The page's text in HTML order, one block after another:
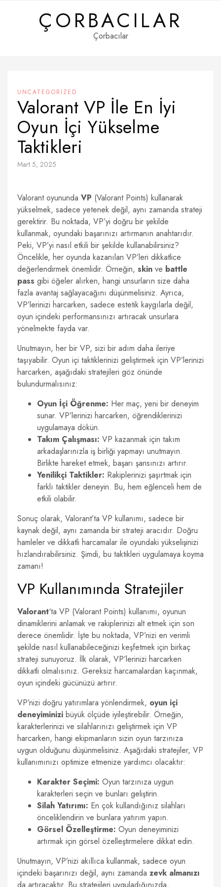
ÇORBACILAR
Çorbacılar
UNCATEGORIZED
Valorant VP İle En İyi
Oyun İçi Yükselme
Taktikleri
Mart 5, 2025
Valorant oyununda VP (Valorant Points) kullanarak
yükselmek, sadece yetenek değil, aynı zamanda strateji
gerektirir. Bu noktada, VP’yi doğru bir şekilde
kullanmak, oyundaki başarınızı artırmanın anahtarıdır.
Peki, VP’yi nasıl etkili bir şekilde kullanabilirsiniz?
Öncelikle, her oyunda kazanılan VP’leri dikkatlice
değerlendirmek önemlidir. Örneğin, skin ve battle
pass gibi öğeler alırken, hangi unsurların size daha
fazla avantaj sağlayacağını düşünmelisiniz. Ayrıca,
VP’lerinizi harcarken, sadece estetik kaygılarla değil,
oyun içindeki performansınızı artıracak unsurlara
yönelmekte fayda var.
Unutmayın, her bir VP, sizi bir adım daha ileriye
taşıyabilir. Oyun içi taktiklerinizi geliştirmek için VP’lerinizi
harcarken, aşağıdaki stratejileri göz önünde
bulundurmalısınız:
Oyun İçi Öğrenme: Her maç, yeni bir deneyim
sunar. VP’lerinizi harcarken, öğrendiklerinizi
uygulamaya dökün.
Takım Çalışması: VP kazanmak için takım
arkadaşlarınızla iş birliği yapmayı unutmayın.
Birlikte hareket etmek, başarı şansınızı artırır.
Yenilikçi Taktikler: Rakiplerinizi şaşırtmak için
farklı taktikler deneyin. Bu, hem eğlenceli hem de
etkili olabilir.
Sonuç olarak, Valorant’ta VP kullanımı, sadece bir
kaynak değil, aynı zamanda bir strateji aracıdır. Doğru
hamleler ve dikkatli harcamalar ile oyundaki yükselişinizi
hızlandırabilirsiniz. Şimdi, bu taktikleri uygulamaya koyma
zamanı!
VP Kullanımında Stratejiler
Valorant‘ta VP (Valorant Points) kullanımı, oyunun
dinamiklerini anlamak ve rakiplerinizi alt etmek için son
derece önemlidir. İşte bu noktada, VP’nizi en verimli
şekilde nasıl kullanabileceğinizi keşfetmek için birkaç
strateji sunuyoruz. İlk olarak, VP’lerinizi harcarken
dikkatli olmalısınız. Gereksiz harcamalardan kaçınmak,
oyun içindeki gücünüzü artırır.
VP’nizi doğru yatırımlara yönlendirmek, oyun içi
deneyiminizi büyük ölçüde iyileştirebilir. Örneğin,
karakterlerinizi ve silahlarınızı geliştirmek için VP
harcarken, hangi ekipmanların sizin oyun tarzınıza
uygun olduğunu düşünmelisiniz. Aşağıdaki stratejiler, VP
kullanımınızı optimize etmenize yardımcı olacaktır:
Karakter Seçimi: Oyun tarzınıza uygun
karakterleri seçin ve bunları geliştirin.
Silah Yatırımı: En çok kullandığınız silahları
önceliklendirin ve bunlara yatırım yapın.
Görsel Özelleştirme: Oyun deneyiminizi
artırmak için görsel özelleştirmelere dikkat edin.
Unutmayın, VP’nizi akıllıca kullanmak, sadece oyun
içindeki başarınızı değil, aynı zamanda zevk almanızı